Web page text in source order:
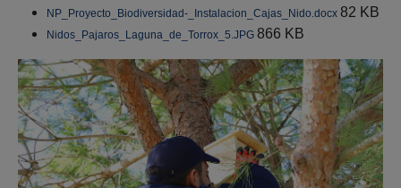
NP_Proyecto_Biodiversidad-_Instalacion_Cajas_Nido.docx 82 KB
Nidos_Pajaros_Laguna_de_Torrox_5.JPG 866 KB